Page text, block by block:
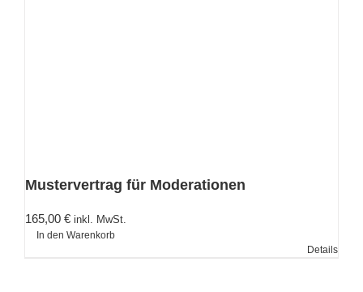
Mustervertrag für Moderationen
165,00 € inkl. MwSt.
In den Warenkorb
Details